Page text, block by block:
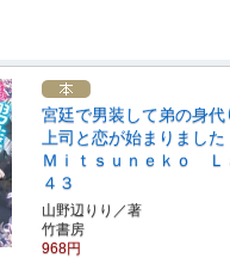
宮廷で男装して弟の身
上司と恋が始まりました
Ｍｉｔｓｕｎｅｋｏ Ｌ
４３
山野辺りり／著
竹書房
968円